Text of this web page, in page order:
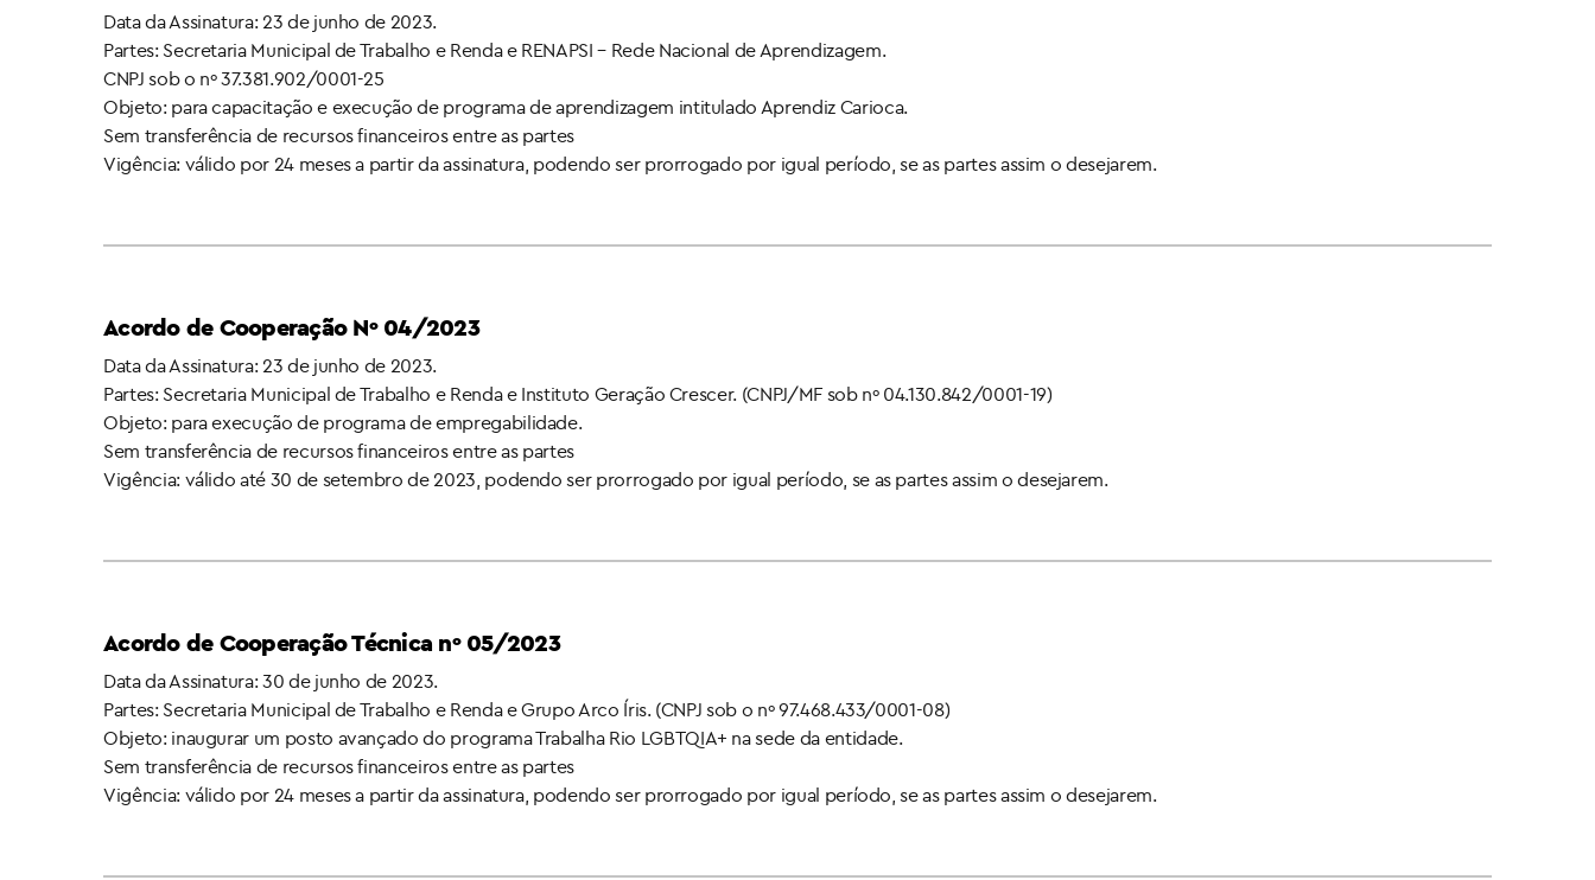
Data da Assinatura: 23 de junho de 2023.
Partes: Secretaria Municipal de Trabalho e Renda e RENAPSI – Rede Nacional de Aprendizagem.
CNPJ sob o nº 37.381.902/0001-25
Objeto: para capacitação e execução de programa de aprendizagem intitulado Aprendiz Carioca.
Sem transferência de recursos financeiros entre as partes
Vigência: válido por 24 meses a partir da assinatura, podendo ser prorrogado por igual período, se as partes assim o desejarem.
Acordo de Cooperação Nº 04/2023
Data da Assinatura: 23 de junho de 2023.
Partes: Secretaria Municipal de Trabalho e Renda e Instituto Geração Crescer. (CNPJ/MF sob nº 04.130.842/0001-19)
Objeto: para execução de programa de empregabilidade.
Sem transferência de recursos financeiros entre as partes
Vigência: válido até 30 de setembro de 2023, podendo ser prorrogado por igual período, se as partes assim o desejarem.
Acordo de Cooperação Técnica nº 05/2023
Data da Assinatura: 30 de junho de 2023.
Partes: Secretaria Municipal de Trabalho e Renda e Grupo Arco Íris. (CNPJ sob o nº 97.468.433/0001-08)
Objeto: inaugurar um posto avançado do programa Trabalha Rio LGBTQIA+ na sede da entidade.
Sem transferência de recursos financeiros entre as partes
Vigência: válido por 24 meses a partir da assinatura, podendo ser prorrogado por igual período, se as partes assim o desejarem.